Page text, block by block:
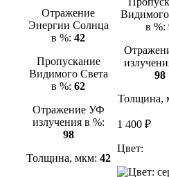
Отражение
Энергии Солнца
в %:42
Пропускание
Видимого Света
в %:62
Отражение УФ
излучения в %:
98
Толщина, мкм: 42
в %:
98
Толщина,
1 400 ₽
Цвет: